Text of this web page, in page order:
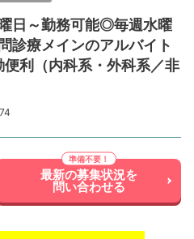
日～勤務可能◎毎週水曜
療メインのアルバイト
利（内科系・外科系／非
最新の募集状況を
問い合わせる